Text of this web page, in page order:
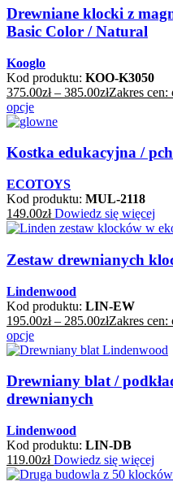
Drewniane klocki z
Basic Color / Natural
Kooglo
Kod produktu: KOO-K3050
375.00zł – 385.00złZakres cen:
opcje
Kostka edukacyjna /
ECOTOYS
Kod produktu: MUL-2118
149.00zł Dowiedz się więcej
Zestaw drewnianych
Lindenwood
Kod produktu: LIN-EW
195.00zł – 285.00złZakres cen:
opcje
Drewniany blat /
drewnianych
Lindenwood
Kod produktu: LIN-DB
119.00zł Dowiedz się więcej